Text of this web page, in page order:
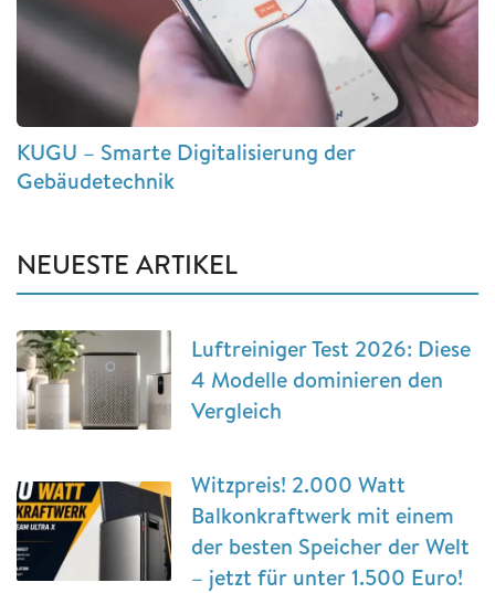
KUGU – Smarte Digitalisierung der
Gebäudetechnik
NEUESTE ARTIKEL
Luftreiniger Test 2026: Diese
4 Modelle dominieren den
Vergleich
Witzpreis! 2.000 Watt
Balkonkraftwerk mit einem
der besten Speicher der Welt
– jetzt für unter 1.500 Euro!